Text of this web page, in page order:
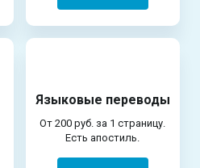
Языковые переводы
От 200 руб. за 1 страницу.
Есть апостиль.